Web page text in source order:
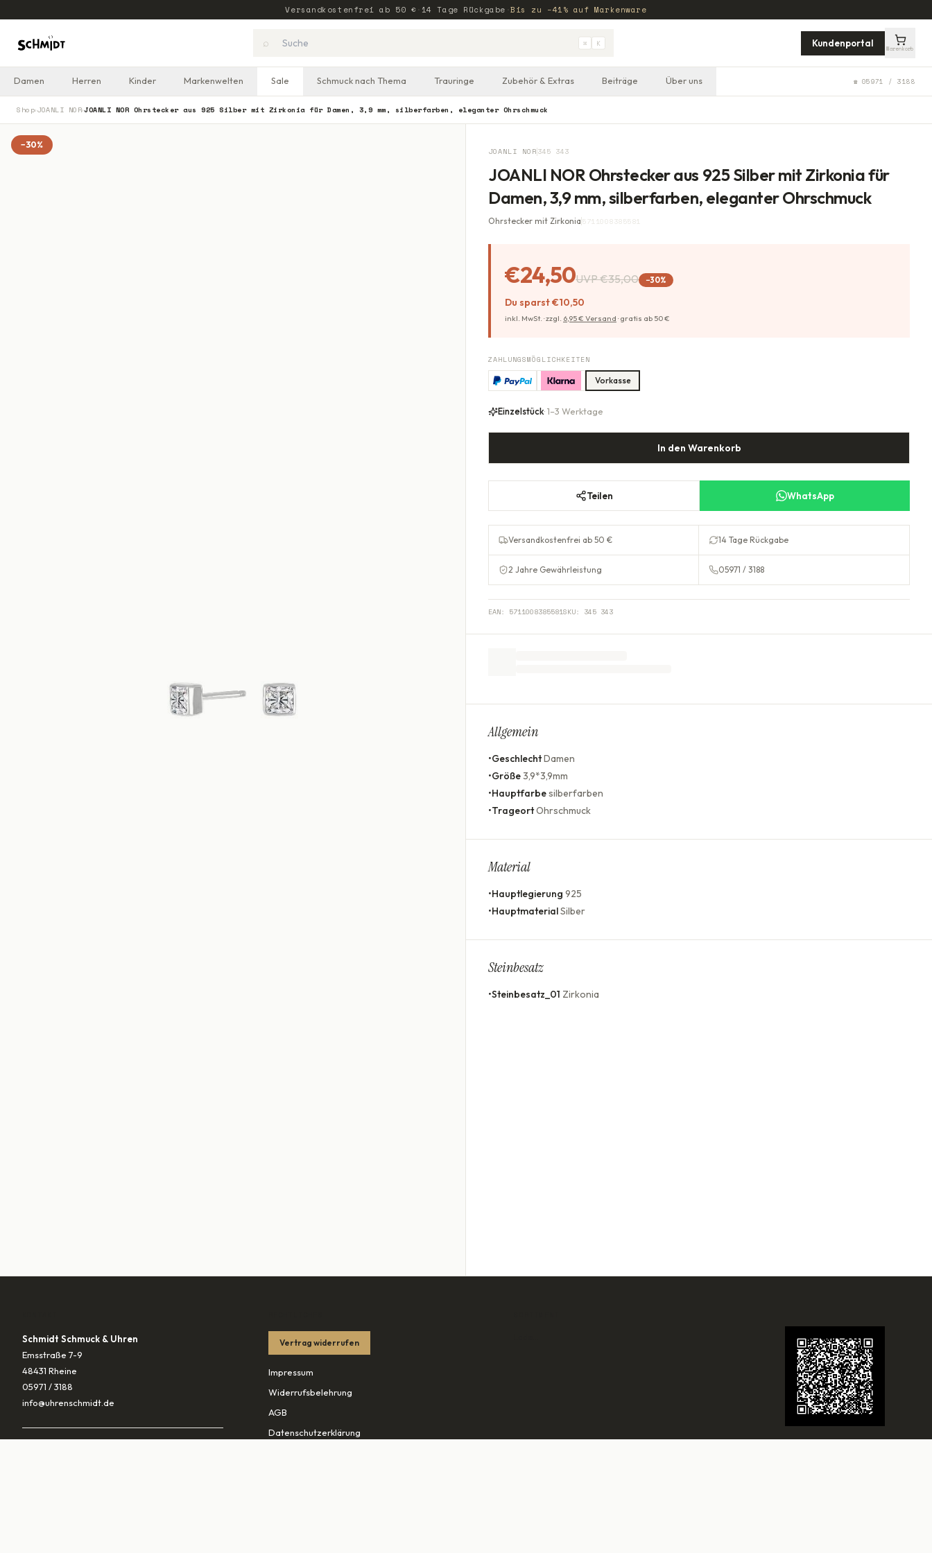
Versandkostenfrei ab 50 € · 14 Tage Rückgabe ·Bis zu −41% auf Markenware
⌕ ⌘ K Kundenportal
Warenkorb
Damen Herren Kinder Markenwelten Sale Schmuck nach Thema Trauringe Zubehör & Extras Beiträge Über uns ☎ 05971 / 3188
Shop›JOANLI NOR›JOANLI NOR Ohrstecker aus 925 Silber mit Zirkonia für Damen, 3,9 mm, silberfarben, eleganter Ohrschmuck
−30%
JOANLI NOR 345 343
JOANLI NOR Ohrstecker aus 925 Silber mit Zirkonia für
Damen, 3,9 mm, silberfarben, eleganter Ohrschmuck
Ohrstecker mit Zirkonia 5711008385581
€24,50UVP€35,00 −30%
Du sparst€10,50
inkl. MwSt. ·zzgl. 6,95€ Versand ·gratis ab 50€
ZAHLUNGSMÖGLICHKEITEN
Vorkasse
Einzelstück· 1–3 Werktage
In den Warenkorb
Teilen WhatsApp
Versandkostenfrei ab 50 € 14 Tage Rückgabe
2 Jahre Gewährleistung 05971 / 3188
EAN: 5711008385581SKU: 345 343
Allgemein
•GeschlechtDamen
•Größe3,9*3,9mm
•Hauptfarbesilberfarben
•TrageortOhrschmuck
Material
•Hauptlegierung 925
•HauptmaterialSilber
Steinbesatz
•Steinbesatz_01 Zirkonia
Schmidt Schmuck & Uhren
Emsstraße 7-9
48431 Rheine
05971 / 3188
info@uhrenschmidt.de
Vertrag widerrufen
Impressum
Widerrufsbelehrung
AGB
Datenschutzerklärung